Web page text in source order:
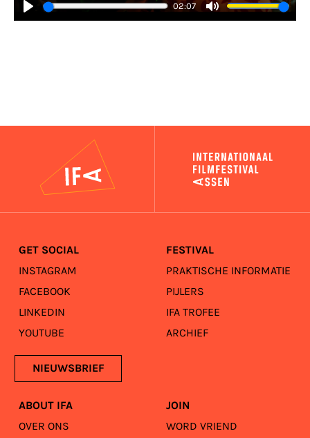
Play
02:07
Mute
GET SOCIAL
INSTAGRAM
FACEBOOK
LINKEDIN
YOUTUBE
NIEUWSBRIEF
FESTIVAL
PRAKTISCHE INFORMATIE
PIJLERS
IFA TROFEE
ARCHIEF
ABOUT IFA
OVER ONS
JOIN
WORD VRIEND